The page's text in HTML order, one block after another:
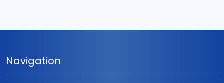
Navigation